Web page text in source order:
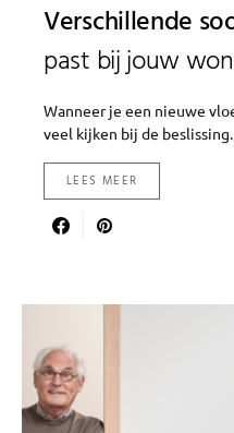
Verschillende
past bij jouw
Wanneer je een nieuwe
veel kijken bij de
LEES MEER